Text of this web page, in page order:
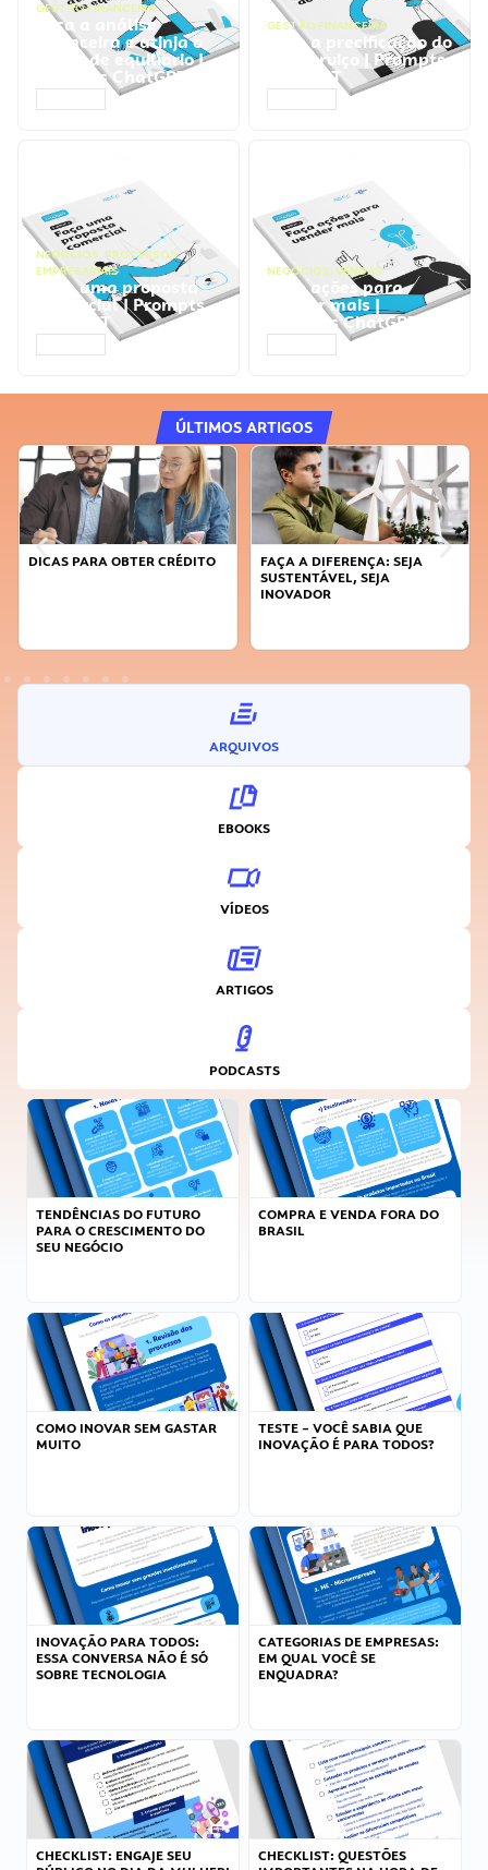
GESTÃO FINANCEIRA
Faça a análise
financeira e atinja o
ponto de equilíbrio |
Prompts ChatGPT
GESTÃO FINANCEIRA
Faça a precificação do
seu serviço | Prompts
ChatGPT
NEGÓCIOS, PROCESSOS
EMPRESARIAIS
Faça uma proposta
comercial | Prompts
ChatGPT
NEGÓCIOS, VENDAS
Faça ações para
vender mais |
Prompts ChatGPT
ÚLTIMOS ARTIGOS
DICAS PARA OBTER CRÉDITO
FAÇA A DIFERENÇA: SEJA
SUSTENTÁVEL, SEJA
INOVADOR
ARQUIVOS
EBOOKS
VÍDEOS
ARTIGOS
PODCASTS
TENDÊNCIAS DO FUTURO
PARA O CRESCIMENTO DO
SEU NEGÓCIO
COMPRA E VENDA FORA DO
BRASIL
COMO INOVAR SEM GASTAR
MUITO
TESTE – VOCÊ SABIA QUE
INOVAÇÃO É PARA TODOS?
INOVAÇÃO PARA TODOS:
ESSA CONVERSA NÃO É SÓ
SOBRE TECNOLOGIA
CATEGORIAS DE EMPRESAS:
EM QUAL VOCÊ SE
ENQUADRA?
CHECKLIST: ENGAJE SEU
CHECKLIST: QUESTÕES